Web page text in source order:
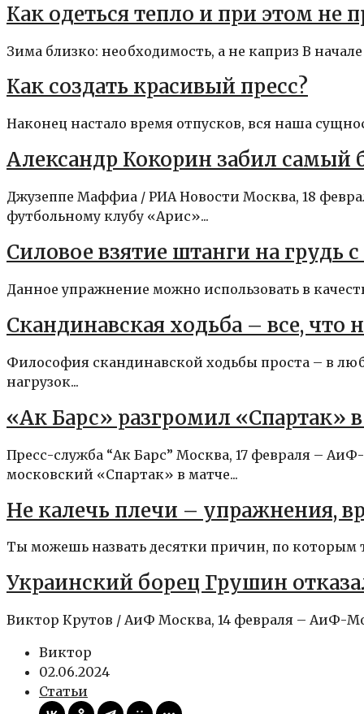
Как одеться тепло и при этом не
Зима близко: необходимость, а не каприз В
Как создать красивый пресс?
Наконец настало время отпусков, вся наша
Александр Кокорин забил самый
Джузеппе Маффиа / РИА Новости Москва, 18
футбольному клубу «Арис»...
Силовое взятие штанги на грудь с
Данное упражнение можно использовать в
Скандинавская ходьба – все, что
Философия скандинавской ходьбы проста – в
нагрузок...
«Ак Барс» разгромил «Спартак»
Пресс-служба “Ак Барс” Москва, 17 февраля –
московский «Спартак» в матче...
Не калечь плечи – упражнения,
Ты можешь назвать десятки причин, по которым
Украинский борец Грушин
Виктор Крутов / АиФ Москва, 14 февраля – АиФ-
Виктор
02.06.2024
Статьи